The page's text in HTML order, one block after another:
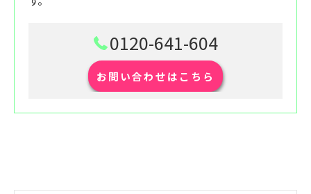
0120-641-604
お問い合わせはこちら